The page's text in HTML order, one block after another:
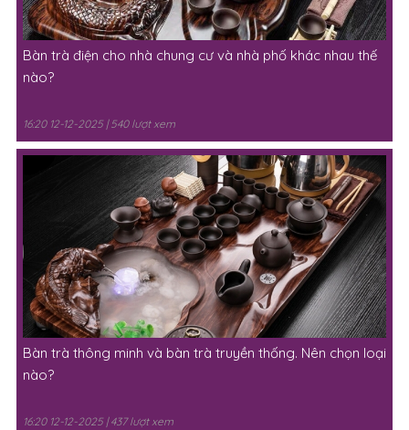
Bàn trà điện cho nhà chung cư và nhà phố khác nhau thế
nào?
16:20 12-12-2025 | 540 lượt xem
Bàn trà thông minh và bàn trà truyền thống. Nên chọn loại
nào?
16:20 12-12-2025 | 437 lượt xem